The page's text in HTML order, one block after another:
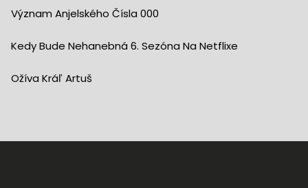
Význam Anjelského Čísla 000
Kedy Bude Nehanebná 6. Sezóna Na Netflixe
Ožíva Kráľ Artuš